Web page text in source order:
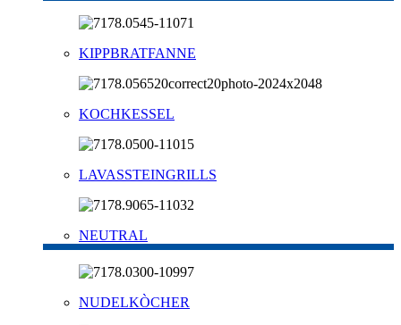
KIPPBRATFANNE
KOCHKESSEL
LAVASSTEINGRILLS
NEUTRAL
NUDELKÒCHER